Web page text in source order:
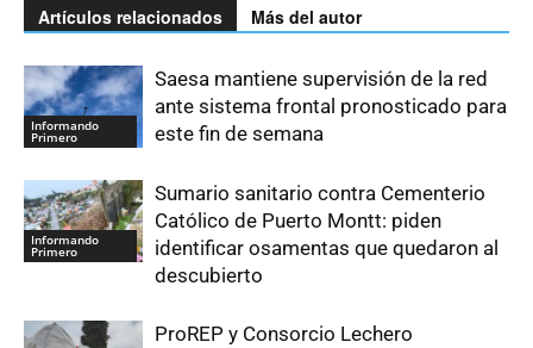
Artículos relacionados Más del autor
Informando
Primero
Saesa mantiene supervisión de la red
ante sistema frontal pronosticado para
este fin de semana
Informando
Primero
Sumario sanitario contra Cementerio
Católico de Puerto Montt: piden
identificar osamentas que quedaron al
descubierto
ProREP y Consorcio Lechero